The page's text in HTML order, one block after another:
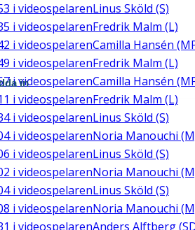
i videospelarenLinus Sköld (S)
i videospelarenFredrik Malm (L)
i videospelarenCamilla Hansén
i videospelarenFredrik Malm (L)
i videospelarenCamilla Hansén
i videospelarenFredrik Malm (L)
i videospelarenLinus Sköld (S)
i videospelarenNoria Manouchi
i videospelarenLinus Sköld (S)
i videospelarenNoria Manouchi
i videospelarenLinus Sköld (S)
i videospelarenNoria Manouchi
i videospelarenAnders Alftberg
in